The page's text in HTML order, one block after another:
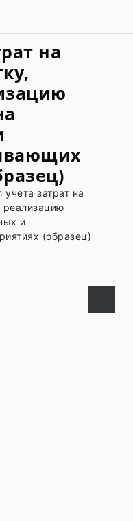
на
затрат на
реализацию
и
(образец)